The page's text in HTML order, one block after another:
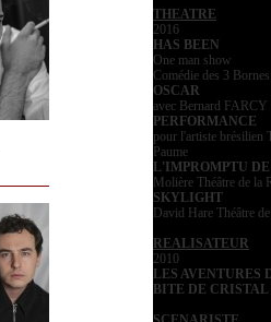
THEATRE
2016
HAS BEEN
One man show
Comédie des 3 Bornes
OSCAR
avec Bernard FARCY
PERFORMANCE
pour l'artiste brésilien
Paume
L'IMPROMPTU
Molière Théâtre de la
SKYLIGHT
David Hare Théâtre
REALISATEUR
2010
LES
BITE DE CRISTAL